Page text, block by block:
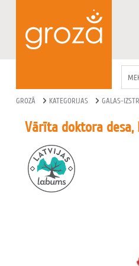
GROZĀ KATEGORIJAS GALAS-
Vārīta doktora desa,